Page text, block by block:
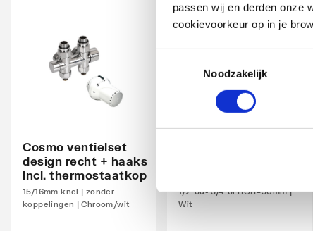
passen wij en derden onze
cookievoorkeur op in je
Noodzakelijk
Wit
RAL-nummer
Met handdoekhouder
Montagewijze
Nee
Met bovenbekleding
Zwenkbaar Nee
Cosmo ventielset
design recht + haaks
incl. thermostaatkop
15/16mm knel | zonder
koppelingen | Chroom/wit
Cosmo design
1/2"bu- 3/4"bi HOH=50mm |
Wit